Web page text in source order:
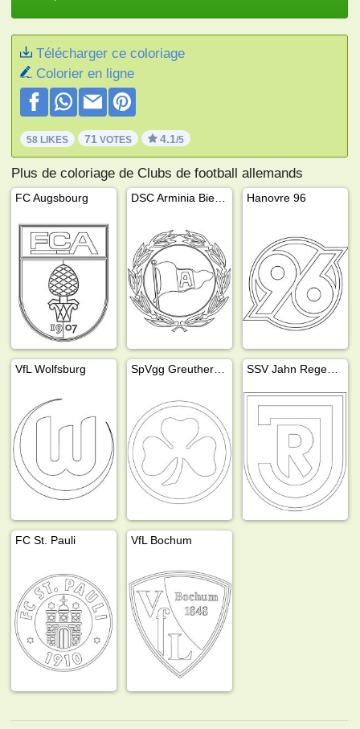
Télécharger ce coloriage
Colorier en ligne
58 LIKES 71 VOTES 4.1/5
Plus de coloriage de Clubs de football allemands
FC Augsbourg Hanovre 96
VfL Wolfsburg
FC St. Pauli VfL Bochum